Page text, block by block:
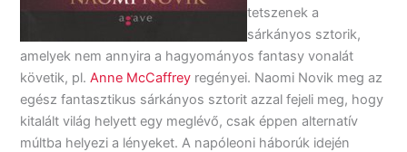
tetszenek a
sárkányos sztorik,
amelyek nem annyira a hagyományos fantasy vonalát
követik, pl.Anne McCaffrey regényei. Naomi Novik meg az
egész fantasztikus sárkányos sztorit azzal fejeli meg, hogy
kitalált világ helyett egy meglévő, csak éppen alternatív
múltba helyezi a lényeket. A napóleoni háborúk idején